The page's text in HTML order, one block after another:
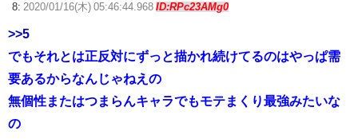
8: 2020/01/16(木) 05:46:44.968 ID:RPc23AMg0
>>5
でもそれとは正反対にずっと描かれ続けてるのはやっぱ需
要あるからなんじゃねえの
無個性またはつまらんキャラでもモテまくり最強みたいな
の